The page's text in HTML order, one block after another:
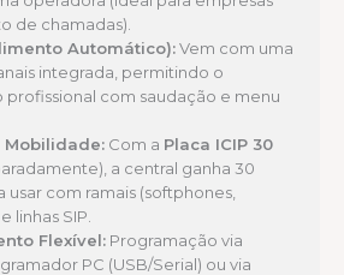
de chamadas).
Automático):Vem com uma
integrada, permitindo o
com saudação e menu
Mobilidade: Com a Placa ICIP 30
a central ganha 30
usar com ramais (softphones,
linhas SIP.
Flexível: Programação via
PC (USB/Serial) ou via